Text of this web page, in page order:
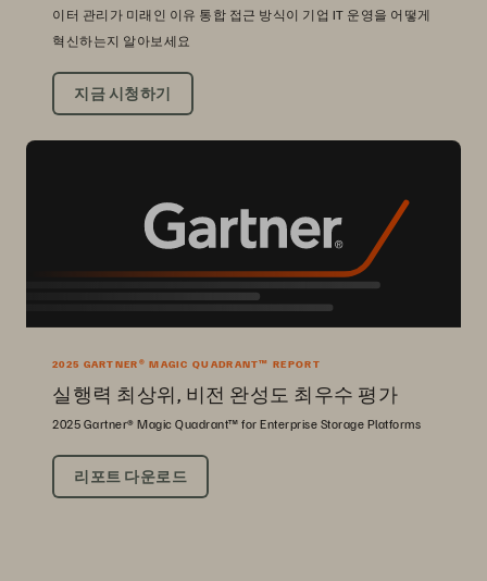
이터 관리가 미래인 이유 통합 접근 방식이 기업 IT 운영을 어떻게
혁신하는지 알아보세요
지금 시청하기
2025 GARTNER® MAGIC QUADRANT™ REPORT
실행력 최상위, 비전 완성도 최우수 평가
2025 Gartner® Magic Quadrant™ for Enterprise Storage Platforms
리포트 다운로드